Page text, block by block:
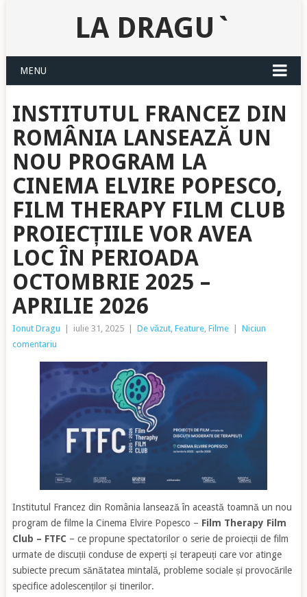
LA DRAGU`
MENU
INSTITUTUL FRANCEZ DIN
ROMÂNIA LANSEAZĂ UN
NOU PROGRAM LA
CINEMA ELVIRE POPESCO,
FILM THERAPY FILM CLUB
PROIECȚIILE VOR AVEA
LOC ÎN PERIOADA
OCTOMBRIE 2025 –
APRILIE 2026
Ionut Dragu iulie 31, 2025 De văzut, Feature, Filme
Niciun
comentariu
Institutul Francez din România lansează în această toamnă un nou
program de filme la Cinema Elvire Popesco – Film Therapy Film
Club – FTFC – ce propune spectatorilor o serie de proiecții de film
urmate de discuții conduse de experți și terapeuți care vor atinge
subiecte precum sănătatea mintală, probleme sociale și provocările
specifice adolescenților și tinerilor.